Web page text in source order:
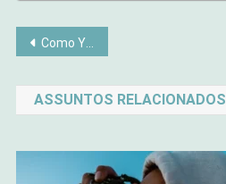
Navegação
de
Post
Como Yoga em Casa Deixa o Corpo Feminino Mais Flexível e Calmo
ASSUNTOS RELACIONADOS